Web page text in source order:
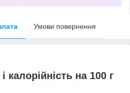
Умови повернення
калорійність на 100 г